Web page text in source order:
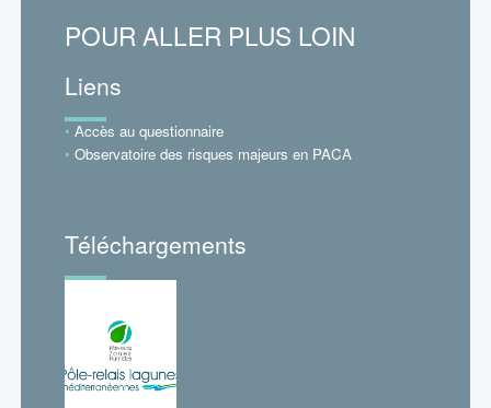
POUR ALLER PLUS LOIN
Liens
Accès au questionnaire
Observatoire des risques majeurs en PACA
Téléchargements